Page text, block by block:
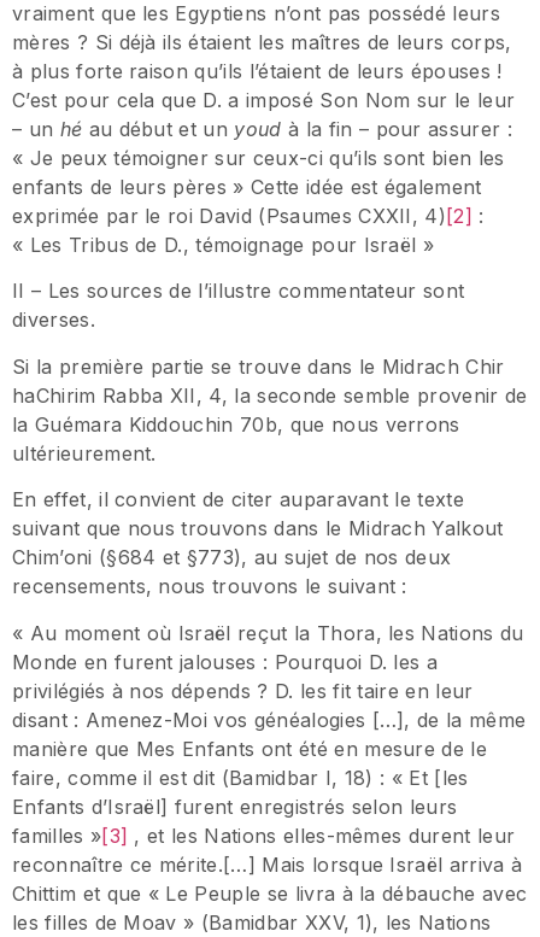
vraiment que les Egyptiens n’ont pas possédé leurs
mères ? Si déjà ils étaient les maîtres de leurs corps,
à plus forte raison qu’ils l’étaient de leurs épouses !
C’est pour cela que D. a imposé Son Nom sur le leur
– un hé au début et un youd à la fin – pour assurer :
« Je peux témoigner sur ceux-ci qu’ils sont bien les
enfants de leurs pères » Cette idée est également
exprimée par le roi David (Psaumes CXXII, 4) [2] :
« Les Tribus de D., témoignage pour Israël »
II – Les sources de l’illustre commentateur sont
diverses.
Si la première partie se trouve dans le Midrach Chir
haChirim Rabba XII, 4, la seconde semble provenir de
la Guémara Kiddouchin 70b, que nous verrons
ultérieurement.
En effet, il convient de citer auparavant le texte
suivant que nous trouvons dans le Midrach Yalkout
Chim’oni (§684 et §773), au sujet de nos deux
recensements, nous trouvons le suivant :
« Au moment où Israël reçut la Thora, les Nations du
Monde en furent jalouses : Pourquoi D. les a
privilégiés à nos dépends ? D. les fit taire en leur
disant : Amenez-Moi vos généalogies […], de la même
manière que Mes Enfants ont été en mesure de le
faire, comme il est dit (Bamidbar I, 18) : « Et [les
Enfants d’Israël] furent enregistrés selon leurs
familles »[3] , et les Nations elles-mêmes durent leur
reconnaître ce mérite.[…] Mais lorsque Israël arriva à
Chittim et que « Le Peuple se livra à la débauche avec
les filles de Moav » (Bamidbar XXV, 1), les Nations